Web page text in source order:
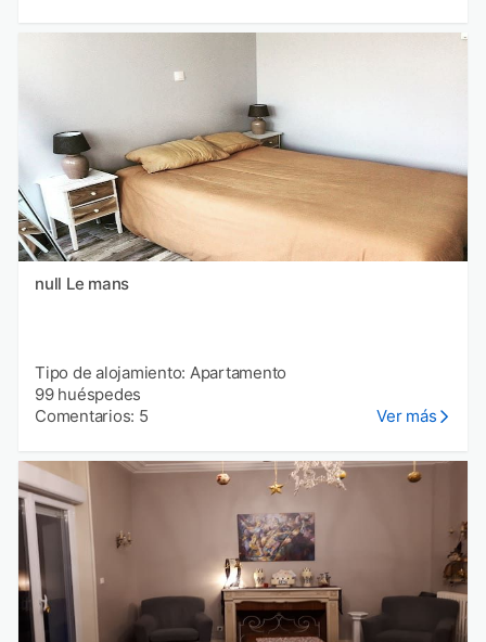
null Le mans
Tipo de alojamiento: Apartamento
99 huéspedes
Comentarios: 5
Ver más